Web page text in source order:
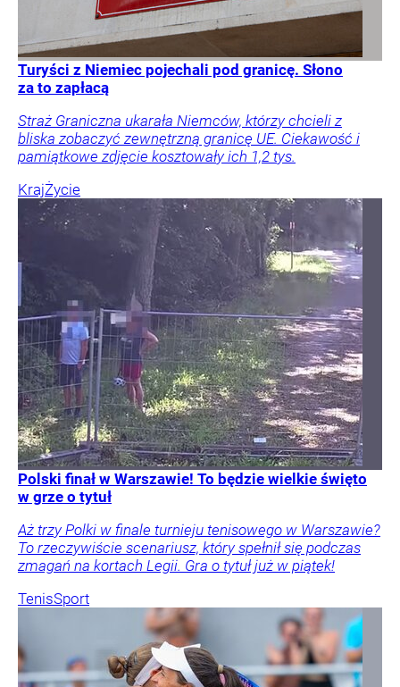
Turyści z Niemiec pojechali pod granicę. Słono
za to zapłacą
Straż Graniczna ukarała Niemców, którzy chcieli z
bliska zobaczyć zewnętrzną granicę UE. Ciekawość i
pamiątkowe zdjęcie kosztowały ich 1,2 tys.
KrajŻycie
Polski finał w Warszawie! To będzie wielkie święto
w grze o tytuł
Aż trzy Polki w finale turnieju tenisowego w Warszawie?
To rzeczywiście scenariusz, który spełnił się podczas
zmagań na kortach Legii. Gra o tytuł już w piątek!
TenisSport